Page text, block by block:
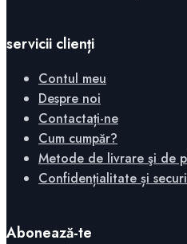
servicii clienți
Contul meu
Despre noi
Contactați-ne
Cum cumpăr?
Metode de livrare şi de
Confidențialitate și
Abonează-te